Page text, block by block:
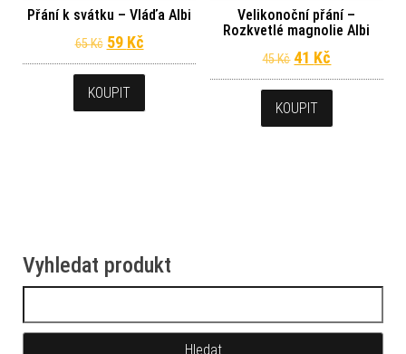
Přání k svátku – Vláďa Albi
65Kč Původní cena byla: 65 Kč.
59 KčAktuální cena je: 59 Kč.
KOUPIT
Velikonoční přání –
Rozkvetlé magnolie Albi
45Kč Původní cena
41 Kč
KOUPIT
Vyhledat produkt